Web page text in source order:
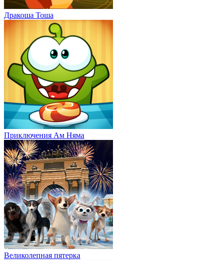
Дракоша Тоша
Приключения Ам Няма
Великолепная пятерка